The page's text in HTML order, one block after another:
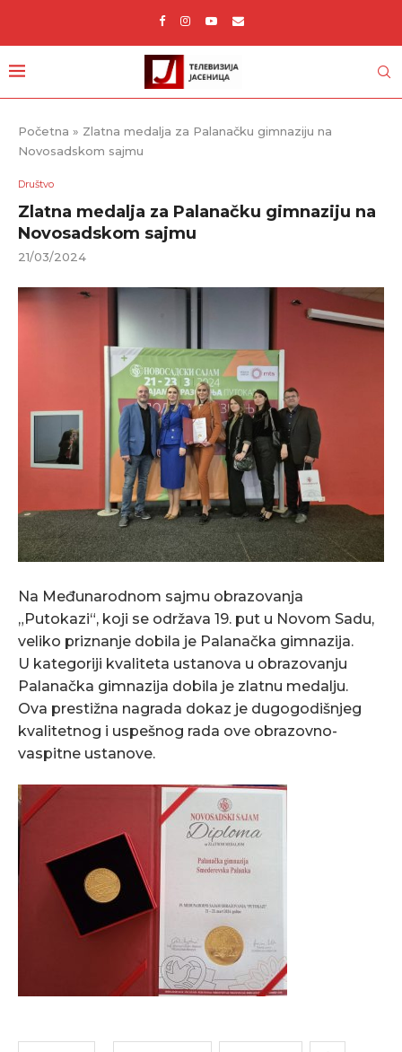
Početna » Zlatna medalja za Palanačku gimnaziju na
Novosadskom sajmu
Društvo
Zlatna medalja za Palanačku gimnaziju na
Novosadskom sajmu
21/03/2024
Na Međunarodnom sajmu obrazovanja
„Putokazi“, koji se održava 19. put u Novom Sadu,
veliko priznanje dobila je Palanačka gimnazija.
U kategoriji kvaliteta ustanova u obrazovanju
Palanačka gimnazija dobila je zlatnu medalju.
Ova prestižna nagrada dokaz je dugogodišnjeg
kvalitetnog i uspešnog rada ove obrazovno-
vaspitne ustanove.